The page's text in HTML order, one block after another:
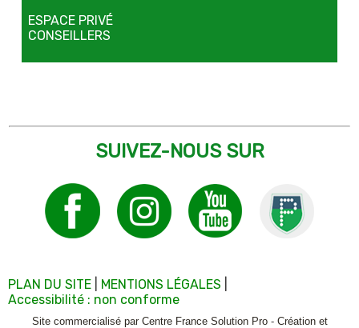
ESPACE PRIVÉ
CONSEILLERS
SUIVEZ-NOUS SUR
PLAN DU SITE
MENTIONS LÉGALES
Accessibilité : non conforme
Site commercialisé par Centre France Solution Pro- Création et